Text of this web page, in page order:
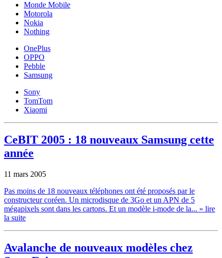
Monde Mobile
Motorola
Nokia
Nothing
OnePlus
OPPO
Pebble
Samsung
Sony
TomTom
Xiaomi
CeBIT 2005 : 18 nouveaux Samsung cette
année
11 mars 2005
Pas moins de 18 nouveaux téléphones ont été proposés par le
constructeur coréen. Un microdisque de 3Go et un APN de 5
mégapixels sont dans les cartons. Et un modèle i-mode de la... » lire
la suite
Avalanche de nouveaux modèles chez